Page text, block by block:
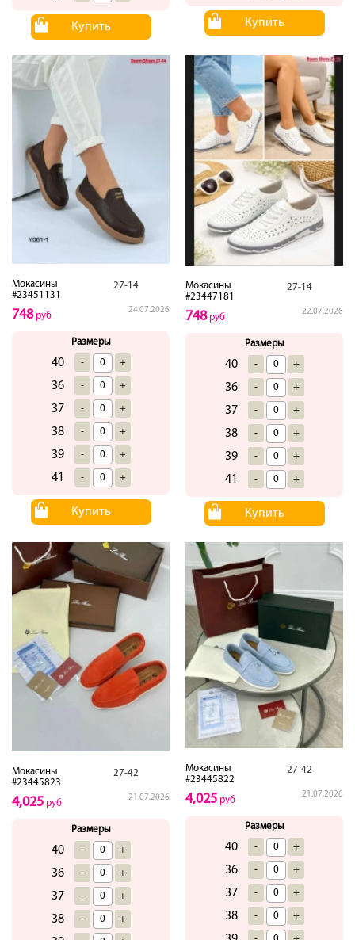
Купить Купить
Мокасины
#23451131
27-14
24.07.2026
748руб
Размеры
40 - +
36 - +
37 - +
38 - +
39 - +
41 - +
Купить
Мокасины
#23447181
27-14
22.07.2026
748руб
Размеры
40 - +
36 - +
37 - +
38 - +
39 - +
41 - +
Купить
Мокасины
#23445823
27-42
21.07.2026
4,025 руб
Размеры
40 - +
36 - +
37 - +
38 - +
Мокасины
#23445822
27-42
21.07.2026
4,025 руб
Размеры
40 - +
36 - +
37 - +
38 - +